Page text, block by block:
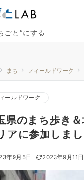
ごと”にする
まち フィールドワーク
ールドワーク
県のまち歩き
アに参加しま
年9月5日 2023年9月11日